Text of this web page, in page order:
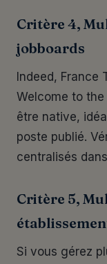
Critère 4,
jobboards
Indeed, France
Welcome to
être native,
poste publié.
centralisés
Critère 5,
Si vous gérez